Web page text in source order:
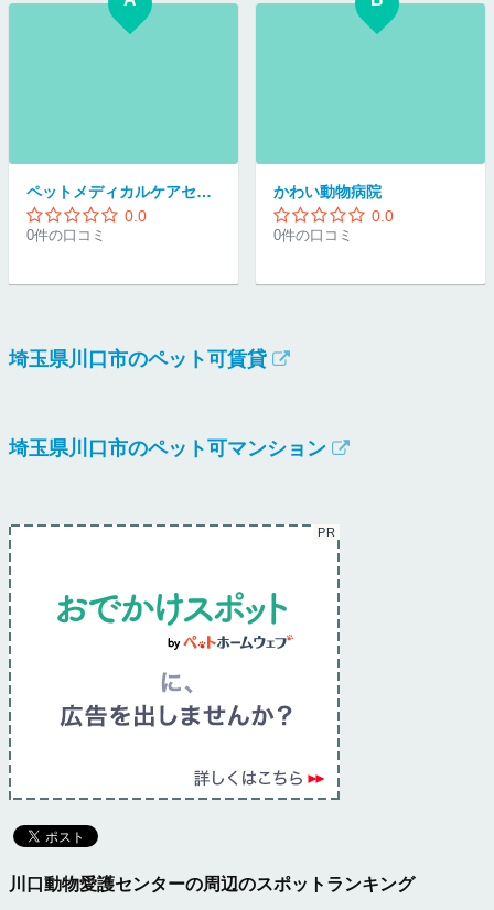
ペットメディカルケアセンター
0.0
0件の口コミ
かわい動物病院
0.0
0件の口コミ
埼玉県川口市のペット可賃貸
埼玉県川口市のペット可マンション
川口動物愛護センターの周辺のスポットランキング